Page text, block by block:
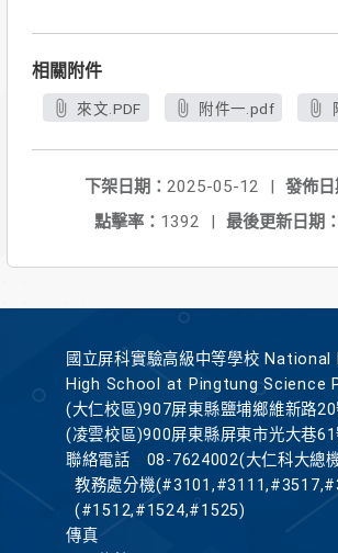
相關附件
來文.PDF 附件一.pdf
發佈日
下架日期： 2025-05-12
|
最後更新日期：
點擊率： 1392 |
國立屏科實驗高級中等學校
High School at Pingtung Science
(大仁校區)907屏東縣鹽埔鄉維新路20
(凌雲校區)900屏東縣屏東市光大巷61
聯絡電話
08-7624002(大仁科大總
教務處分機
(#1512,#1524,#1525)
傳真